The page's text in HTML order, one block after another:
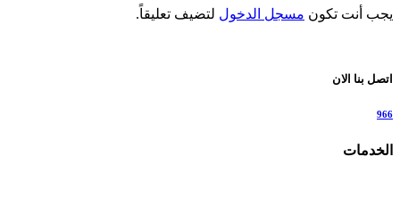
يجب أنت تكون مسجل الدخول لتضيف تعليقاً.
اتصل بنا الان
966
الخدمات